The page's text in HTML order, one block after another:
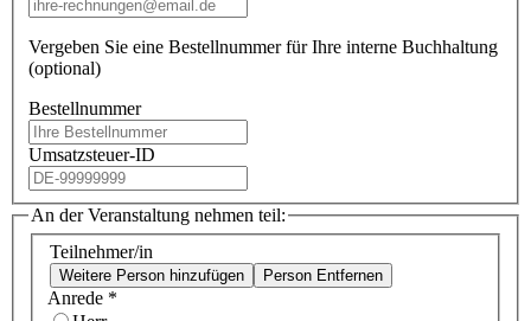
Vergeben Sie eine Bestellnummer für Ihre interne Buchhaltung
(optional)
Bestellnummer
Umsatzsteuer-ID
An der Veranstaltung nehmen teil:
Teilnehmer/in
Weitere Person hinzufügen Person Entfernen
Anrede *